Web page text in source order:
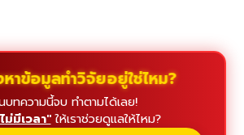
าข้อมูลทำวิจัยอยู่ใช่ไหม?
บทความนี้จบ ทำตามได้เลย!
ม่มีเวลา"ให้เราช่วยดูแลให้ไหม?